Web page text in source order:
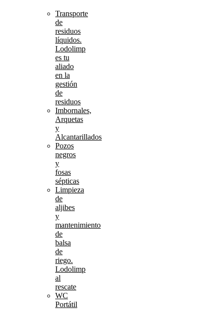
Transporte
de
residuos
líquidos.
Lodolimp
es tu
aliado
en la
gestión
de
residuos
Imbornales,
Arquetas
y
Alcantarillados
Pozos
negros
y
fosas
sépticas
Limpieza
de
aljibes
y
mantenimiento
de
balsa
de
riego.
Lodolimp
al
rescate
WC
Portátil